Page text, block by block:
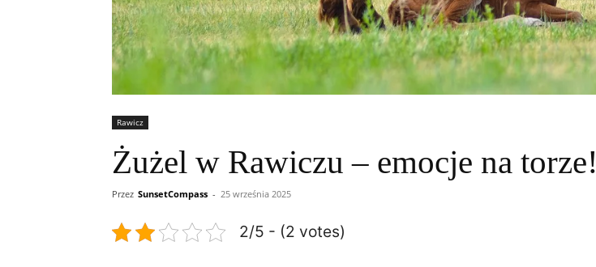
Rawicz
Żużel w Rawiczu – emocje na torze!
Przez SunsetCompass - 25 września 2025
2/5 - (2 votes)